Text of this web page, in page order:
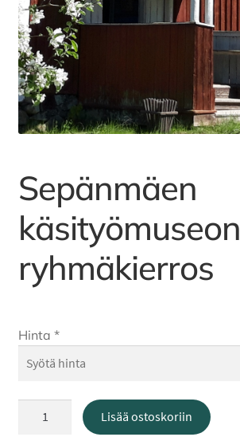
Tapahtumat
Tilavaraukset
Toripaikat
Lukio
Kansalaisopisto
Sepänmäen
käsityömuseon
ryhmäkierros
Hinta *
Sepänmäen
käsityömuseon
Lisää ostoskoriin